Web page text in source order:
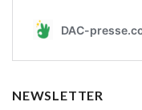
NEWSLETTER